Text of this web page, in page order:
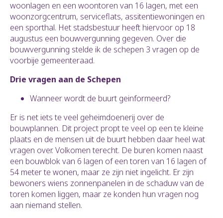
woonlagen en een woontoren van 16 lagen, met een
woonzorgcentrum, serviceflats, assitentiewoningen en
een sporthal. Het stadsbestuur heeft hiervoor op 18
augustus een bouwvergunning gegeven. Over die
bouwvergunning stelde ik de schepen 3 vragen op de
voorbije gemeenteraad.
Drie vragen aan de Schepen
Wanneer wordt de buurt geinformeerd?
Er is net iets te veel geheimdoenerij over de
bouwplannen. Dit project propt te veel op een te kleine
plaats en de mensen uit de buurt hebben daar heel wat
vragen over. Volkomen terecht. De buren komen naast
een bouwblok van 6 lagen of een toren van 16 lagen of
54 meter te wonen, maar ze zijn niet ingelicht. Er zijn
bewoners wiens zonnenpanelen in de schaduw van de
toren komen liggen, maar ze konden hun vragen nog
aan niemand stellen.